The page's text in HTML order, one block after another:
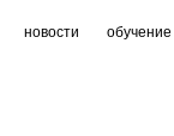
новости обучение